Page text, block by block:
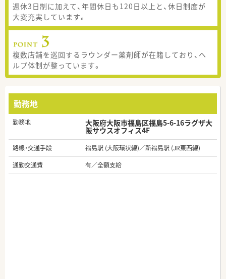
週休3日制に加えて、年間休日も120日以上と、休日制度が
大変充実しています。
複数店舗を巡回するラウンダー薬剤師が在籍しており、ヘ
ルプ体制が整っています。
勤務地
勤務地 大阪府大阪市福島区福島5-6-16ラグザ大
阪サウスオフィス4F
路線・交通手段
福島駅 (大阪環状線)／新福島駅 (JR東西線)
通勤交通費
有／全額支給